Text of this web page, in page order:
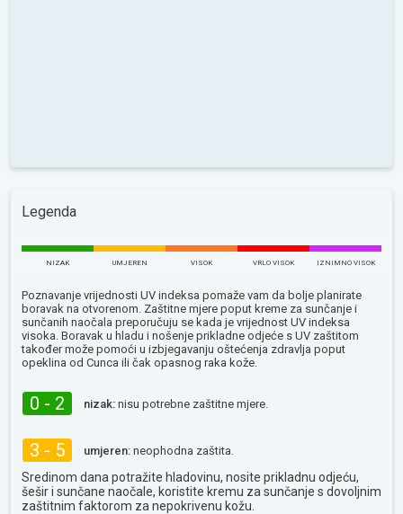
Legenda
NIZAK UMJEREN VISOK VRLO VISOK IZNIMNO VISOK
Poznavanje vrijednosti UV indeksa pomaže vam da bolje planirate
boravak na otvorenom. Zaštitne mjere poput kreme za sunčanje i
sunčanih naočala preporučuju se kada je vrijednost UV indeksa
visoka. Boravak u hladu i nošenje prikladne odjeće s UV zaštitom
također može pomoći u izbjegavanju oštećenja zdravlja poput
opeklina od Сunca ili čak opasnog raka kože.
0 - 2 nizak: nisu potrebne zaštitne mjere.
3 - 5 umjeren: neophodna zaštita.
Sredinom dana potražite hladovinu, nosite prikladnu odjeću,
šešir i sunčane naočale, koristite kremu za sunčanje s dovoljnim
zaštitnim faktorom za nepokrivenu kožu.